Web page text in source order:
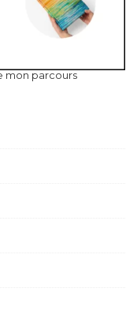
mon parcours